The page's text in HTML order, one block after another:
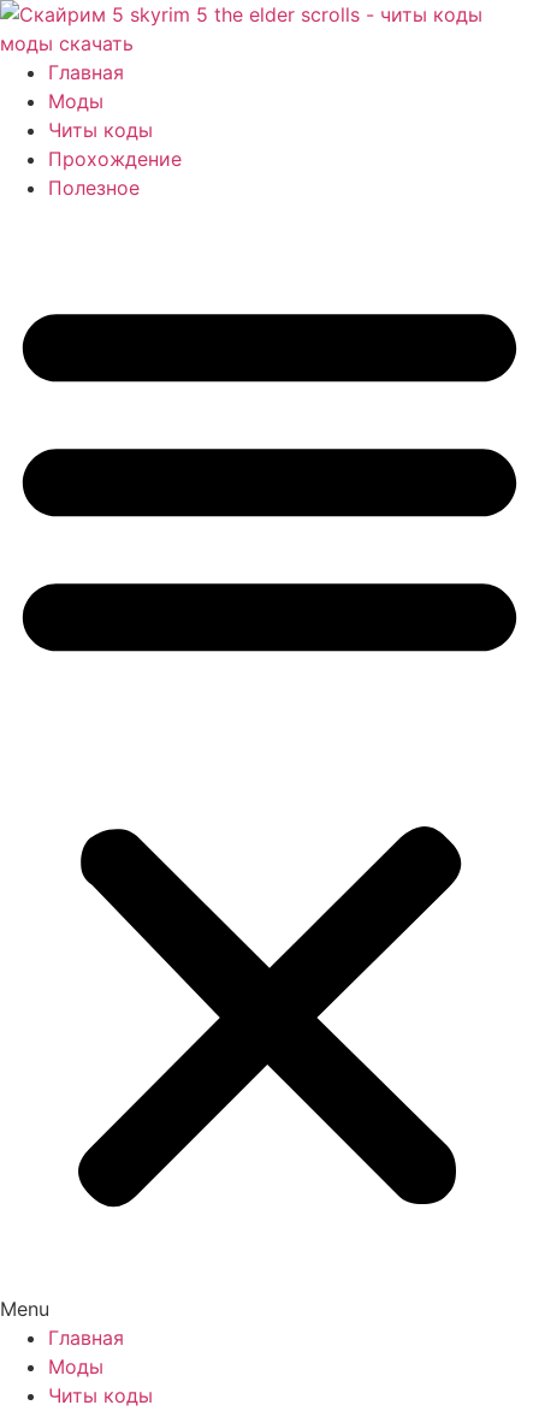
Перейти
к
содержимому
Главная
Моды
Читы коды
Прохождение
Полезное
Menu
Главная
Моды
Читы коды